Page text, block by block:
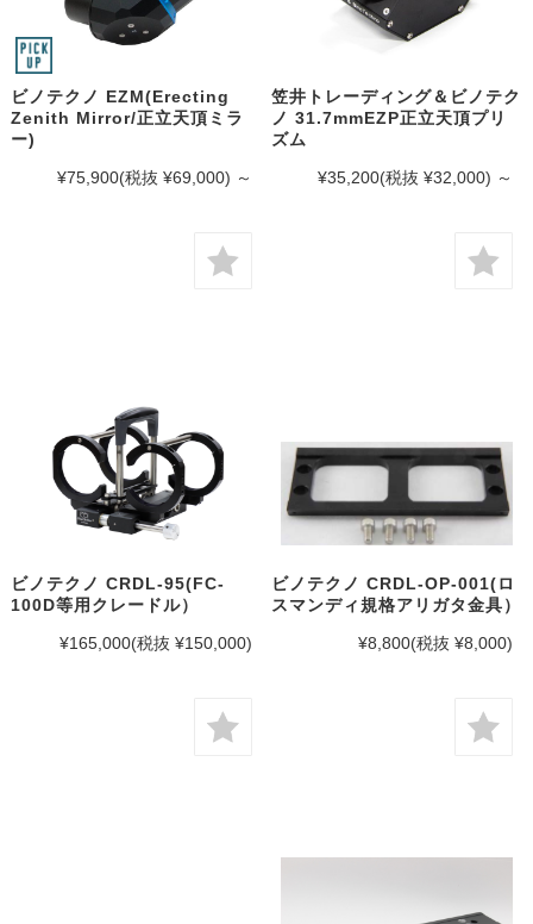
ビノテクノ EZM(Erecting
Zenith Mirror/正立天頂ミラ
ー)
¥75,900(税抜 ¥69,000) ～
笠井トレーディング＆ビノテク
ノ 31.7mmEZP正立天頂プリ
ズム
¥35,200(税抜 ¥32,000) ～
ビノテクノ CRDL-95(FC-
100D等用クレードル）
¥165,000(税抜 ¥150,000)
ビノテクノ CRDL-OP-001(ロ
スマンディ規格アリガタ金具）
¥8,800(税抜 ¥8,000)